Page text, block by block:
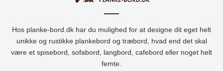
Hos planke-bord.dk har du mulighed for at designe dit eget helt
unikke og rustikke plankebord og træbord, hvad end det skal
være et spisebord, sofabord, langbord, cafebord eller noget helt
femte.